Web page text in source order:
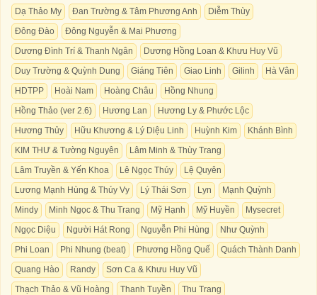
Dạ Thảo My
Đan Trường & Tâm Phương Anh
Diễm Thùy
Đông Đào
Đông Nguyễn & Mai Phương
Dương Đình Trí & Thanh Ngân
Dương Hồng Loan & Khưu Huy Vũ
Duy Trường & Quỳnh Dung
Giáng Tiên Giao Linh Gilinh
Hà Vân
HDTPP
Hoài Nam Hoàng Châu
Hồng Nhung
Hồng Thảo (ver 2.6)
Hương Lan
Hương Ly & Phước Lộc
Hương Thủy
Hữu Khương & Lý Diệu Linh Huỳnh Kim
Khánh Bình
KIM THƯ & Tường Nguyên
Lâm Minh & Thùy Trang
Lâm Truyền & Yến Khoa
Lê Ngọc Thúy
Lệ Quyên
Lương Mạnh Hùng & Thúy Vy
Lý Thái Sơn Lyn
Mạnh Quỳnh
Mindy
Minh Ngọc & Thu Trang Mỹ Hạnh Mỹ Huyền
Mysecret
Ngọc Diệu
Người Hát Rong Nguyễn Phi Hùng
Như Quỳnh
Phi Loan
Phi Nhung (beat) Phương Hồng Quế
Quách Thành Danh
Quang Hào
Randy
Sơn Ca & Khưu Huy Vũ
Thạch Thảo & Vũ Hoàng
Thanh Tuyền
Thu Trang